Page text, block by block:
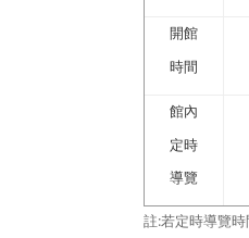
開館
時間
館內
定時
導覽
註:若定時導覽